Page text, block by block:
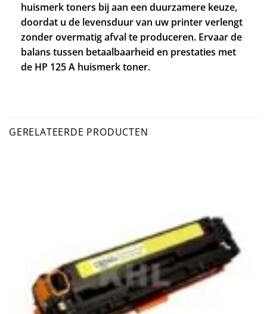
huismerk toners bij aan een duurzamere keuze,
doordat u de levensduur van uw printer verlengt
zonder overmatig afval te produceren. Ervaar de
balans tussen betaalbaarheid en prestaties met
de HP 125 A huismerk toner.
GERELATEERDE PRODUCTEN